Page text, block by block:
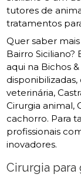
tutores de
tratamentos
Quer saber
Bairro
aqui na Bichos
veterinária,
Cirurgia animal,
cachorro. Para
profissionais
inovadores.
Cirurgia para